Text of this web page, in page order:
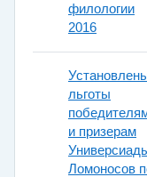
филологии
2016
льготы
и призерам
Ломоносов